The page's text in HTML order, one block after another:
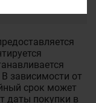
зависимости от
срок может
даты покупки в